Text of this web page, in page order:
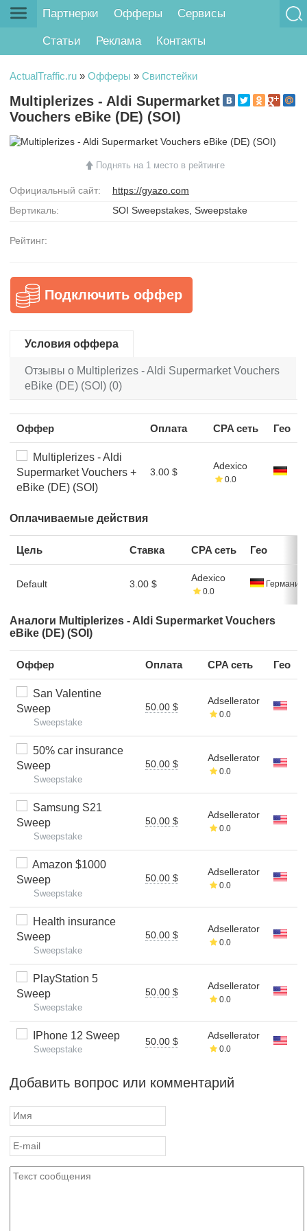
Партнерки Офферы Сервисы
Статьи Реклама Контакты
ActualTraffic.ru » Офферы » Свипстейки
Multiplerizes - Aldi Supermarket
Vouchers eBike (DE) (SOI)
Поднять на 1 место в рейтинге
Официальный сайт:
https://gyazo.com
Вертикаль:
SOI Sweepstakes, Sweepstake
Рейтинг:
Подключить оффер
Условия оффера
Отзывы о Multiplerizes - Aldi Supermarket Vouchers
eBike (DE) (SOI) (0)
Оффер Оплата CPA сеть Гео
Multiplerizes - Aldi
Supermarket Vouchers +
eBike (DE) (SOI)
3.00 $
Adexico
0.0
Оплачиваемые действия
Цель Ставка CPA сеть Гео
Default 3.00 $
Adexico
0.0
Германия
Аналоги Multiplerizes - Aldi Supermarket Vouchers
eBike (DE) (SOI)
Оффер Оплата CPA сеть Гео
San Valentine
Sweep
Sweepstake
50.00 $
Adsellerator
0.0
50% car insurance
Sweep
Sweepstake
50.00 $
Adsellerator
0.0
Samsung S21
Sweep
Sweepstake
50.00 $
Adsellerator
0.0
Amazon $1000
Sweep
Sweepstake
50.00 $
Adsellerator
0.0
Health insurance
Sweep
Sweepstake
50.00 $
Adsellerator
0.0
PlayStation 5
Sweep
Sweepstake
50.00 $
Adsellerator
0.0
IPhone 12 Sweep
Sweepstake
50.00 $
Adsellerator
0.0
Добавить вопрос или комментарий